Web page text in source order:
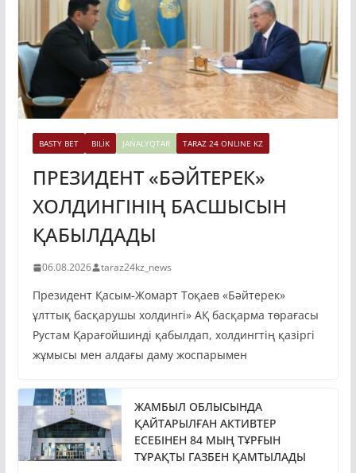
BASTY BET BILİK JAŃALYQTAR TARAZ 24 ONLINE KZ
ПРЕЗИДЕНТ «БӘЙТЕРЕК»
ХОЛДИНГІНІҢ БАСШЫСЫН
ҚАБЫЛДАДЫ
06.08.2026 taraz24kz_news
Президент Қасым-Жомарт Тоқаев «Бәйтерек»
ұлттық басқарушы холдингі» АҚ басқарма төрағасы
Рустам Қарағойшинді қабылдап, холдингтің қазіргі
жұмысы мен алдағы даму жоспарымен
ЖАМБЫЛ ОБЛЫСЫНДА
ҚАЙТАРЫЛҒАН АКТИВТЕР
ЕСЕБІНЕН 84 МЫҢ ТҰРҒЫН
ТҰРАҚТЫ ГАЗБЕН ҚАМТЫЛАДЫ